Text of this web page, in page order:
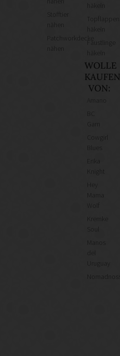
Stofftier
Patchworkdecke
häkeln
Topflappen
häkeln
Fäustlinge
häkeln
WOLLE
KAUFEN
VON:
Cowgirl
Knight
Mama
Wolf
Kremke
Manos
Uruguay
Nomadnoss